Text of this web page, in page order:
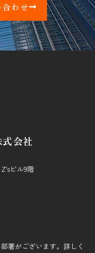
わせ
会社
ビル9階
署がございます。詳しく